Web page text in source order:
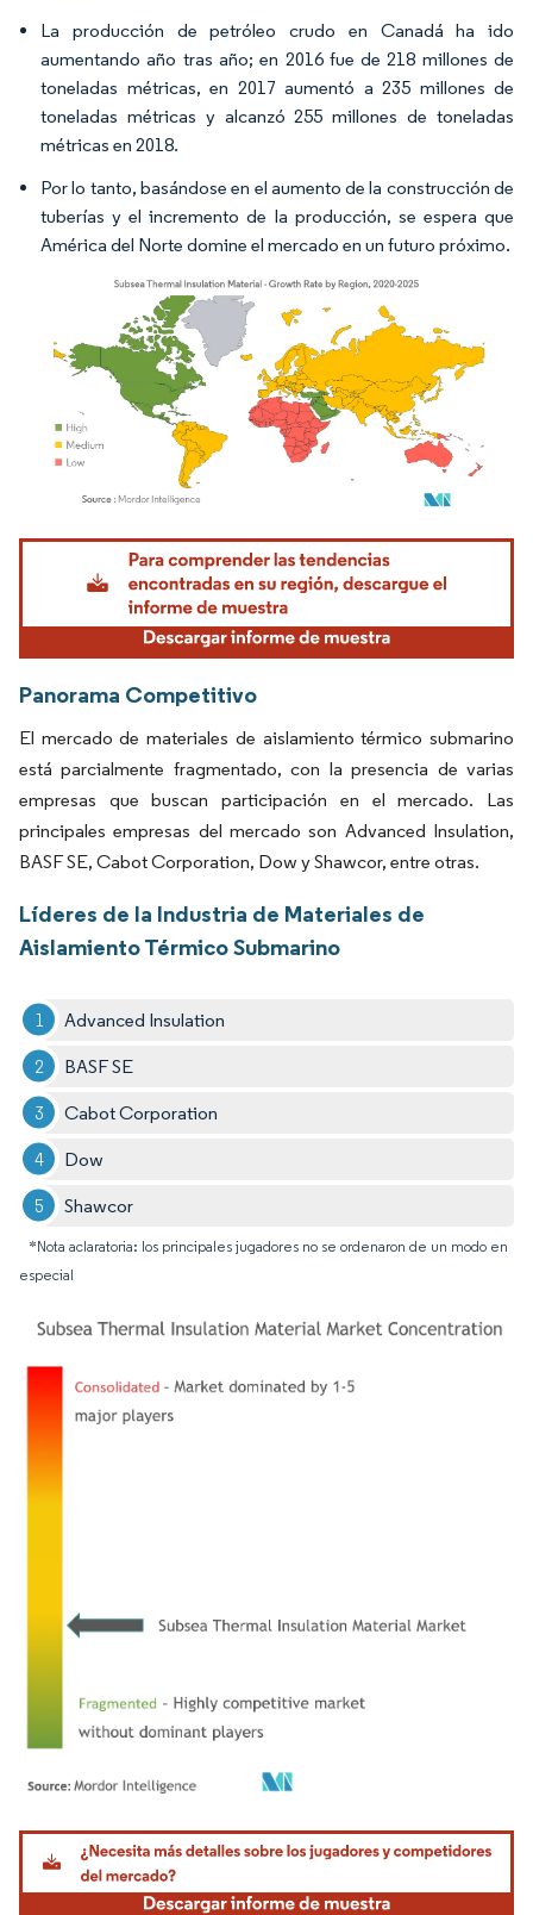
La producción de petróleo crudo en Canadá ha ido
aumentando año tras año; en 2016 fue de 218 millones de
toneladas métricas, en 2017 aumentó a 235 millones de
toneladas métricas y alcanzó 255 millones de toneladas
métricas en 2018.
Por lo tanto, basándose en el aumento de la construcción de
tuberías y el incremento de la producción, se espera que
América del Norte domine el mercado en un futuro próximo.
Imagen © Mordor Intelligence. El uso requiere atribución según CC BY 4.0.
Panorama Competitivo
El mercado de materiales de aislamiento térmico submarino
está parcialmente fragmentado, con la presencia de varias
empresas que buscan participación en el mercado. Las
principales empresas del mercado son Advanced Insulation,
BASF SE, Cabot Corporation, Dow y Shawcor, entre otras.
Líderes de la Industria de Materiales de
Aislamiento Térmico Submarino
Advanced Insulation
BASF SE
Cabot Corporation
Dow
Shawcor
*Nota aclaratoria: los principales jugadores no se ordenaron de un modo en
especial
Imagen © Mordor Intelligence. El uso requiere atribución según CC BY 4.0.